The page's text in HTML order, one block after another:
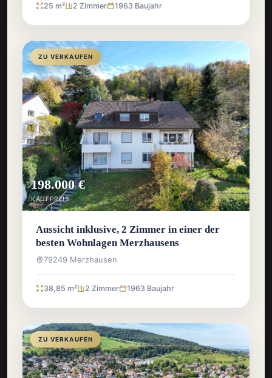
25 m² 2 Zimmer 1963 Baujahr
ZU VERKAUFEN
198.000 €
KAUFPREIS
Aussicht inklusive, 2 Zimmer in einer der
besten Wohnlagen Merzhausens
79249 Merzhausen
38,85 m² 2 Zimmer 1963 Baujahr
ZU VERKAUFEN